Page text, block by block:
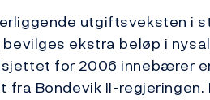
utgiftsveksten
ekstra beløp i
for 2006 innebærer
Bondevik II-regjeringen.